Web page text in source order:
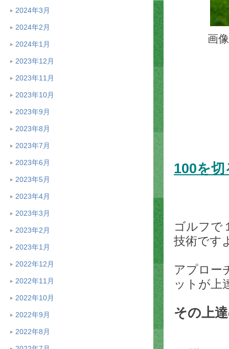
2024年3月
2024年2月
2024年1月
2023年12月
2023年11月
2023年10月
2023年9月
2023年8月
2023年7月
2023年6月
2023年5月
2023年4月
2023年3月
2023年2月
2023年1月
2022年12月
2022年11月
2022年10月
2022年9月
2022年8月
画
100を
ゴルフで
技術です
アプロー
ットが上
その上